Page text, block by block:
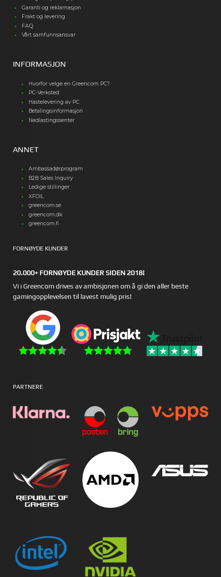
Garanti og reklamasjon
Frakt og levering
FAQ
Vårt samfunnsansvar
INFORMASJON
Hvorfor velge en Greencom PC?
PC-Verksted
Hastelevering av PC
Betalingsinformasjon
Nedlastingssenter
ANNET
Ambassadørprogram
B2B Sales Inquiry
Ledige stillinger
XFOIL
greencom.se
greencom.dk
greencom.fi
FORNØYDE KUNDER
20.000+ FORNØYDE KUNDER SIDEN 2018!
Vi i Greencom drives av ambisjonen om å gi den aller beste
gamingopplevelsen til lavest mulig pris!
PARTNERE